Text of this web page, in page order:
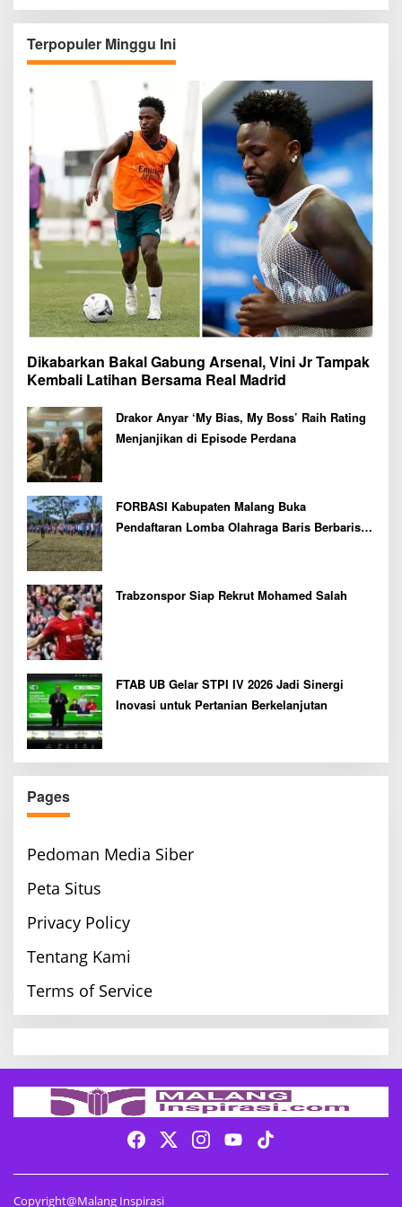
Terpopuler Minggu Ini
Dikabarkan Bakal Gabung Arsenal, Vini Jr Tampak
Kembali Latihan Bersama Real Madrid
Drakor Anyar ‘My Bias, My Boss’ Raih Rating
Menjanjikan di Episode Perdana
FORBASI Kabupaten Malang Buka
Pendaftaran Lomba Olahraga Baris Berbaris
Trabzonspor Siap Rekrut Mohamed Salah
FTAB UB Gelar STPI IV 2026 Jadi Sinergi
Inovasi untuk Pertanian Berkelanjutan
Pages
Pedoman Media Siber
Peta Situs
Privacy Policy
Tentang Kami
Terms of Service
Copyright@Malang Inspirasi